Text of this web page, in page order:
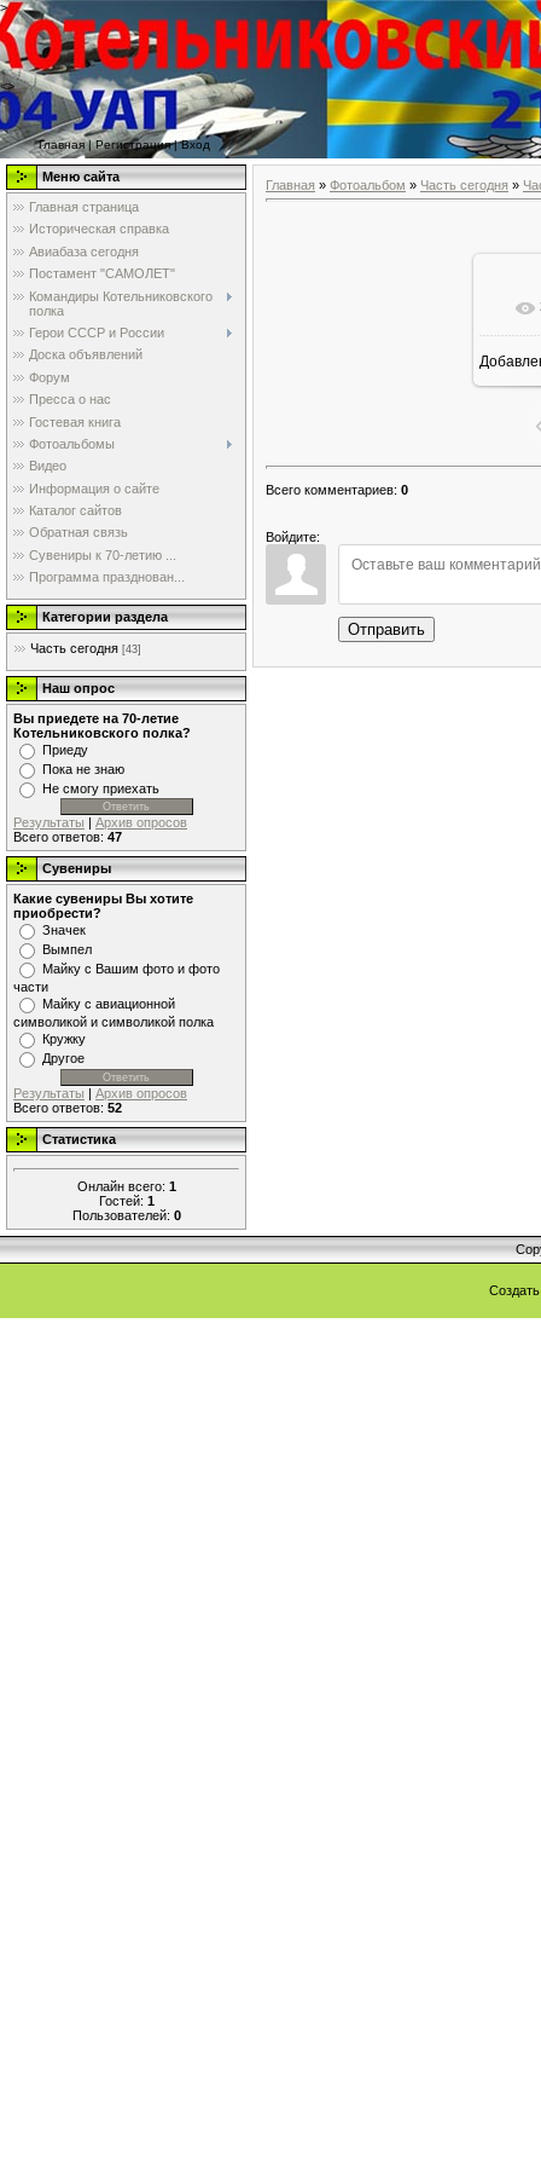
>
<>
Главная|Регистрация|Вход
Меню сайта
Главная страница
Историческая справка
Авиабаза сегодня
Постамент "САМОЛЕТ"
Командиры Котельниковского
полка
Герои СССР и России
Доска объявлений
Форум
Пресса о нас
Гостевая книга
Фотоальбомы
Видео
Информация о сайте
Каталог сайтов
Обратная связь
Сувениры к 70-летию ...
Программа празднован...
Категории раздела
Часть сегодня [43]
Наш опрос
Вы приедете на 70-летие
Котельниковского полка?
Приеду
Пока не знаю
Не смогу приехать
Результаты | Архив опросов
Всего ответов: 47
Сувениры
Какие сувениры Вы хотите
приобрести?
Значек
Вымпел
Майку с Вашим фото и фото
части
Майку с авиационной
символикой и символикой полка
Кружку
Другое
Результаты | Архив опросов
Всего ответов: 52
Статистика
Онлайн всего: 1
Гостей: 1
Пользователей: 0
Главная » Фотоальбом » Часть сегодня »
Всего комментариев: 0
Войдите:
Отправить